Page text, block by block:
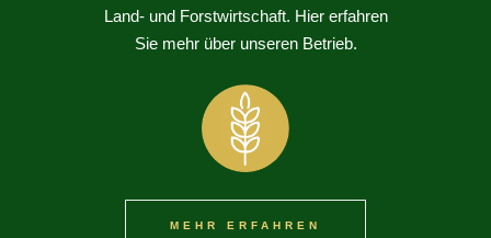
Land- und Forstwirtschaft. Hier erfahren
Sie mehr über unseren Betrieb.
MEHR ERFAHREN